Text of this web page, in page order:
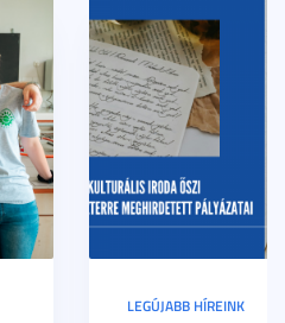
LEGÚJABB HÍREINK